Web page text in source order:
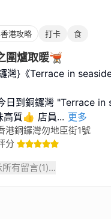
香港攻略 打卡 食
圍爐取暖🫕
灣}《Terrace in seaside
日到銅鑼灣 "Terrace
高質👍 店員... 更多
港銅鑼灣勿地臣街1號
分
所有留言(1)...